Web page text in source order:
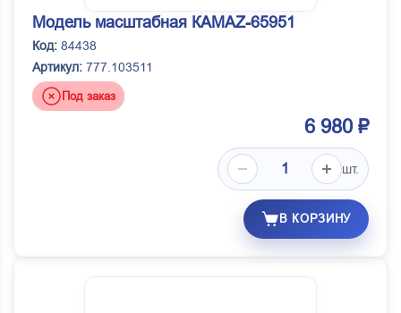
Модель масштабная КАМАZ-65951
Код: 84438
Артикул: 777.103511
Под заказ
6 980 ₽
шт.
В КОРЗИНУ